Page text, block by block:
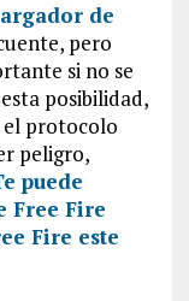
de
pero
si no se
posibilidad,
el protocolo
peligro,
puede
Free Fire
Fire este